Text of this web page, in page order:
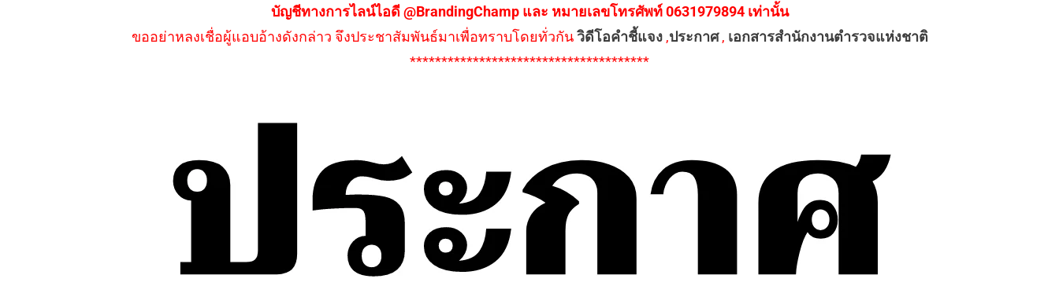
บัญชีทางการไลน์ไอดี @BrandingChamp และ หมายเลขโทรศัพท์ 0631979894 เท่านั้น
ขออย่าหลงเชื่อผู้แอบอ้างดังกล่าว จึงประชาสัมพันธ์มาเพื่อทราบโดยทั่วกันวิดีโอคำชี้แจง,ประกาศ, เอกสารสำนักงานตำรวจแห่งชาติ
**************************************